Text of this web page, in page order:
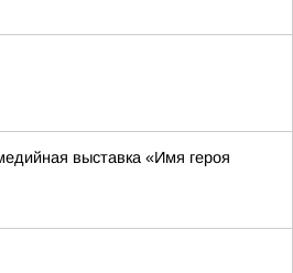
выставка «Имя героя